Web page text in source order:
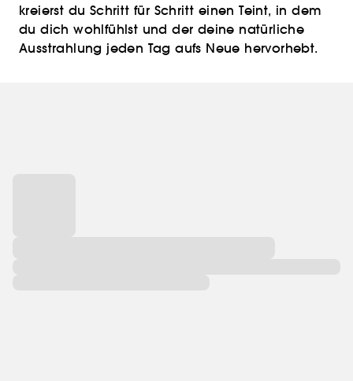
kreierst du Schritt für Schritt einen Teint, in dem
du dich wohlfühlst und der deine natürliche
Ausstrahlung jeden Tag aufs Neue hervorhebt.